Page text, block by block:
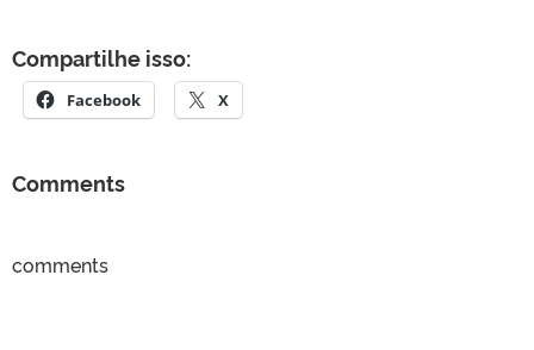
Compartilhe isso:
Facebook X
Comments
comments